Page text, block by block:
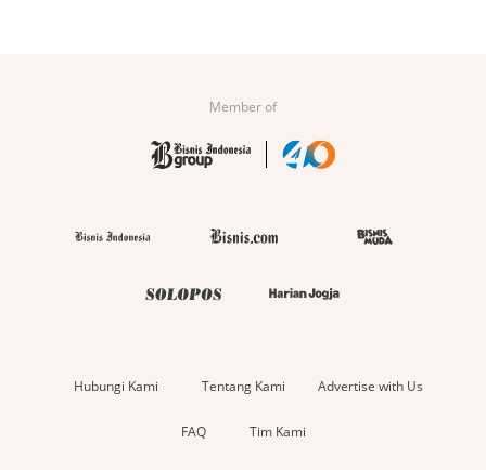
Member of
Hubungi Kami Tentang Kami Advertise with Us
FAQ Tim Kami